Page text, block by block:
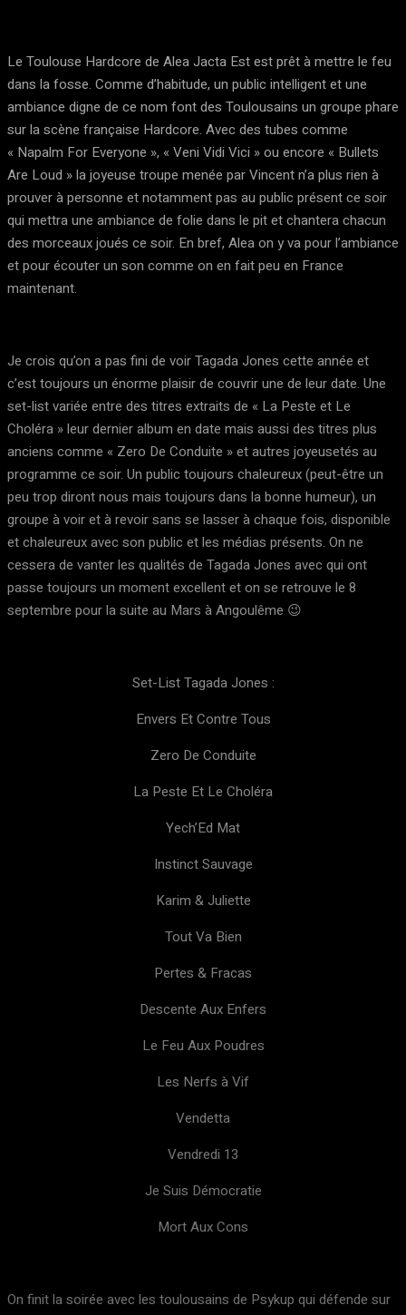
Le Toulouse Hardcore de Alea Jacta Est est prêt à mettre le feu
dans la fosse. Comme d’habitude, un public intelligent et une
ambiance digne de ce nom font des Toulousains un groupe phare
sur la scène française Hardcore. Avec des tubes comme
« Napalm For Everyone », « Veni Vidi Vici » ou encore « Bullets
Are Loud » la joyeuse troupe menée par Vincent n’a plus rien à
prouver à personne et notamment pas au public présent ce soir
qui mettra une ambiance de folie dans le pit et chantera chacun
des morceaux joués ce soir. En bref, Alea on y va pour l’ambiance
et pour écouter un son comme on en fait peu en France
maintenant.
Je crois qu’on a pas fini de voir Tagada Jones cette année et
c’est toujours un énorme plaisir de couvrir une de leur date. Une
set-list variée entre des titres extraits de « La Peste et Le
Choléra » leur dernier album en date mais aussi des titres plus
anciens comme « Zero De Conduite » et autres joyeusetés au
programme ce soir. Un public toujours chaleureux (peut-être un
peu trop diront nous mais toujours dans la bonne humeur), un
groupe à voir et à revoir sans se lasser à chaque fois, disponible
et chaleureux avec son public et les médias présents. On ne
cessera de vanter les qualités de Tagada Jones avec qui ont
passe toujours un moment excellent et on se retrouve le 8
septembre pour la suite au Mars à Angoulême 😉
Set-List Tagada Jones :
Envers Et Contre Tous
Zero De Conduite
La Peste Et Le Choléra
Yech’Ed Mat
Instinct Sauvage
Karim & Juliette
Tout Va Bien
Pertes & Fracas
Descente Aux Enfers
Le Feu Aux Poudres
Les Nerfs à Vif
Vendetta
Vendredi 13
Je Suis Démocratie
Mort Aux Cons
On finit la soirée avec les toulousains de Psykup qui défende sur